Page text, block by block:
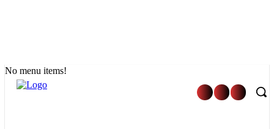
No menu items!